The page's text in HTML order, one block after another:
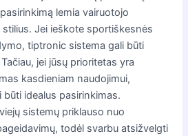
lemia vairuotojo
Jei ieškote sportiškesnės
tiptronic sistema gali būti
jei jūsų prioritetas yra
kasdieniam naudojimui,
idealus pasirinkimas.
sistemų priklauso nuo
todėl svarbu atsižvelgti